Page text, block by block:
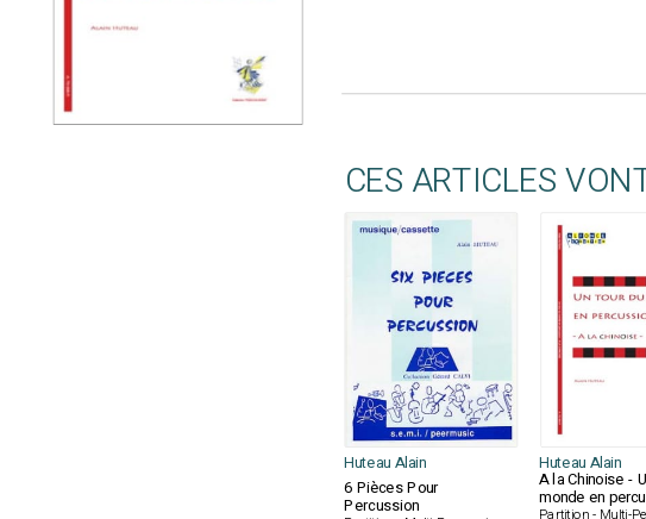
CES ARTICLES
Huteau Alain Huteau Alain
6 Pièces Pour
Percussion
A la Chinoise -
monde en
Partition - Multi-